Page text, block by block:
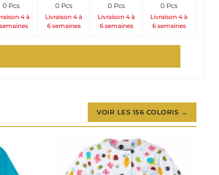
0 Pcs
4 à
0 Pcs
Livraison 4 à
6 semaines
0 Pcs
Livraison 4 à
6 semaines
0 Pcs
Livraison 4 à
6 semaines
VOIR LES 156 COLORIS →